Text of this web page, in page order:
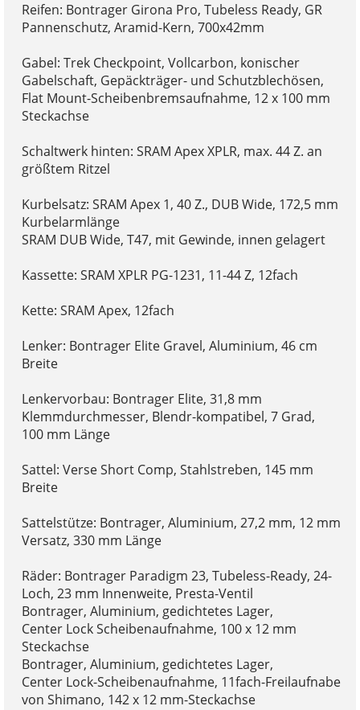
Reifen: Bontrager Girona Pro, Tubeless Ready, GR
Pannenschutz, Aramid-Kern, 700x42mm
Gabel: Trek Checkpoint, Vollcarbon, konischer
Gabelschaft, Gepäckträger- und Schutzblechösen,
Flat Mount-Scheibenbremsaufnahme, 12 x 100 mm
Steckachse
Schaltwerk hinten: SRAM Apex XPLR, max. 44 Z. an
größtem Ritzel
Kurbelsatz: SRAM Apex 1, 40 Z., DUB Wide, 172,5 mm
Kurbelarmlänge
SRAM DUB Wide, T47, mit Gewinde, innen gelagert
Kassette: SRAM XPLR PG-1231, 11-44 Z, 12fach
Kette: SRAM Apex, 12fach
Lenker: Bontrager Elite Gravel, Aluminium, 46 cm
Breite
Lenkervorbau: Bontrager Elite, 31,8 mm
Klemmdurchmesser, Blendr-kompatibel, 7 Grad,
100 mm Länge
Sattel: Verse Short Comp, Stahlstreben, 145 mm
Breite
Sattelstütze: Bontrager, Aluminium, 27,2 mm, 12 mm
Versatz, 330 mm Länge
Räder: Bontrager Paradigm 23, Tubeless-Ready, 24-
Loch, 23 mm Innenweite, Presta-Ventil
Bontrager, Aluminium, gedichtetes Lager,
Center Lock Scheibenaufnahme, 100 x 12 mm
Steckachse
Bontrager, Aluminium, gedichtetes Lager,
Center Lock-Scheibenaufnahme, 11fach-Freilaufnabe
von Shimano, 142 x 12 mm-Steckachse